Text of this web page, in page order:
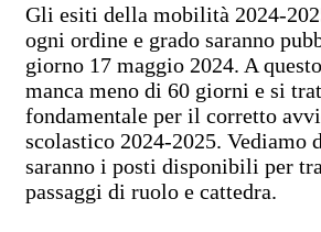
Gli esiti della mobilità 2024-
ogni ordine e grado saranno
giorno 17 maggio 2024. A
manca meno di 60 giorni e si
fondamentale per il corretto
scolastico 2024-2025. Vediamo
saranno i posti disponibili per
passaggi di ruolo e cattedra.